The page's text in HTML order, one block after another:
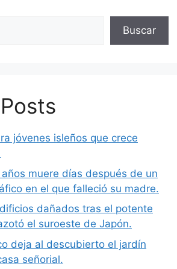
Buscar
jóvenes isleños que crece
muere días después de un
en el que falleció su madre.
dañados tras el potente
el suroeste de Japón.
deja al descubierto el jardín
señorial.